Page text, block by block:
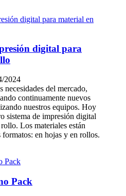
digital para
2024
necesidades del mercado,
continuamente nuevos
nuestros equipos. Hoy
sistema de impresión digital
Los materiales están
en hojas y en rollos.
Pack